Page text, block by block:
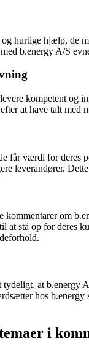
hurtige hjælp, de
b.energy A/S
kompetent og
at have talt
får værdi for deres
leverandører.
kommentarer om
stå op for deres
tydeligt, at
hos
i